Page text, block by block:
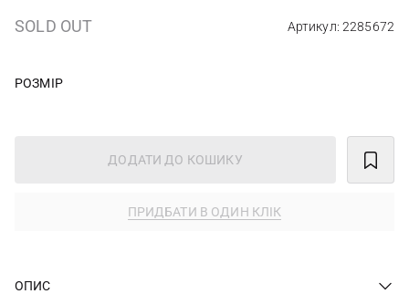
SOLD OUT Артикул: 2285672
РОЗМІР
ДОДАТИ ДО КОШИКУ
ПРИДБАТИ В ОДИН КЛІК
ОПИС